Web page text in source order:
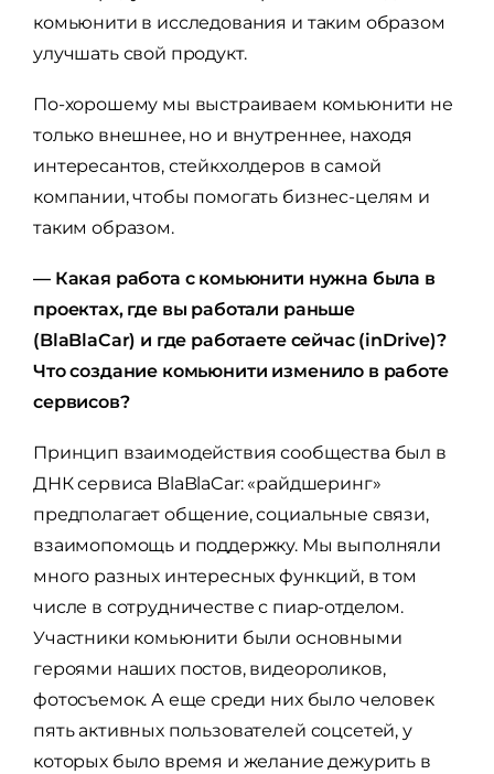
комьюнити в исследования и таким образом
улучшать свой продукт.
По-хорошему мы выстраиваем комьюнити не
только внешнее, но и внутреннее, находя
интересантов, стейкхолдеров в самой
компании, чтобы помогать бизнес-целям и
таким образом.
— Какая работа с комьюнити нужна была в
проектах, где вы работали раньше
(BlaBlaCar) и где работаете сейчас (inDrive)?
Что создание комьюнити изменило в работе
сервисов?
Принцип взаимодействия сообщества был в
ДНК сервиса BlaBlaCar: «райдшеринг»
предполагает общение, социальные связи,
взаимопомощь и поддержку. Мы выполняли
много разных интересных функций, в том
числе в сотрудничестве с пиар-отделом.
Участники комьюнити были основными
героями наших постов, видеороликов,
фотосъемок. А еще среди них было человек
пять активных пользователей соцсетей, у
которых было время и желание дежурить в